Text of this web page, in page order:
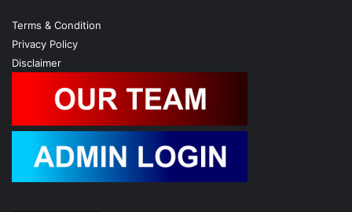
Terms & Condition
Privacy Policy
Disclaimer